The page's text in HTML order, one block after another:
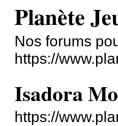
Planète
Nos forums
https://
Isadora
https://